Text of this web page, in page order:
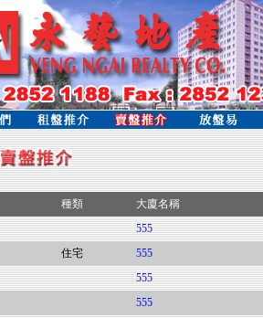
種類
大廈名稱
555
住宅
555
555
555